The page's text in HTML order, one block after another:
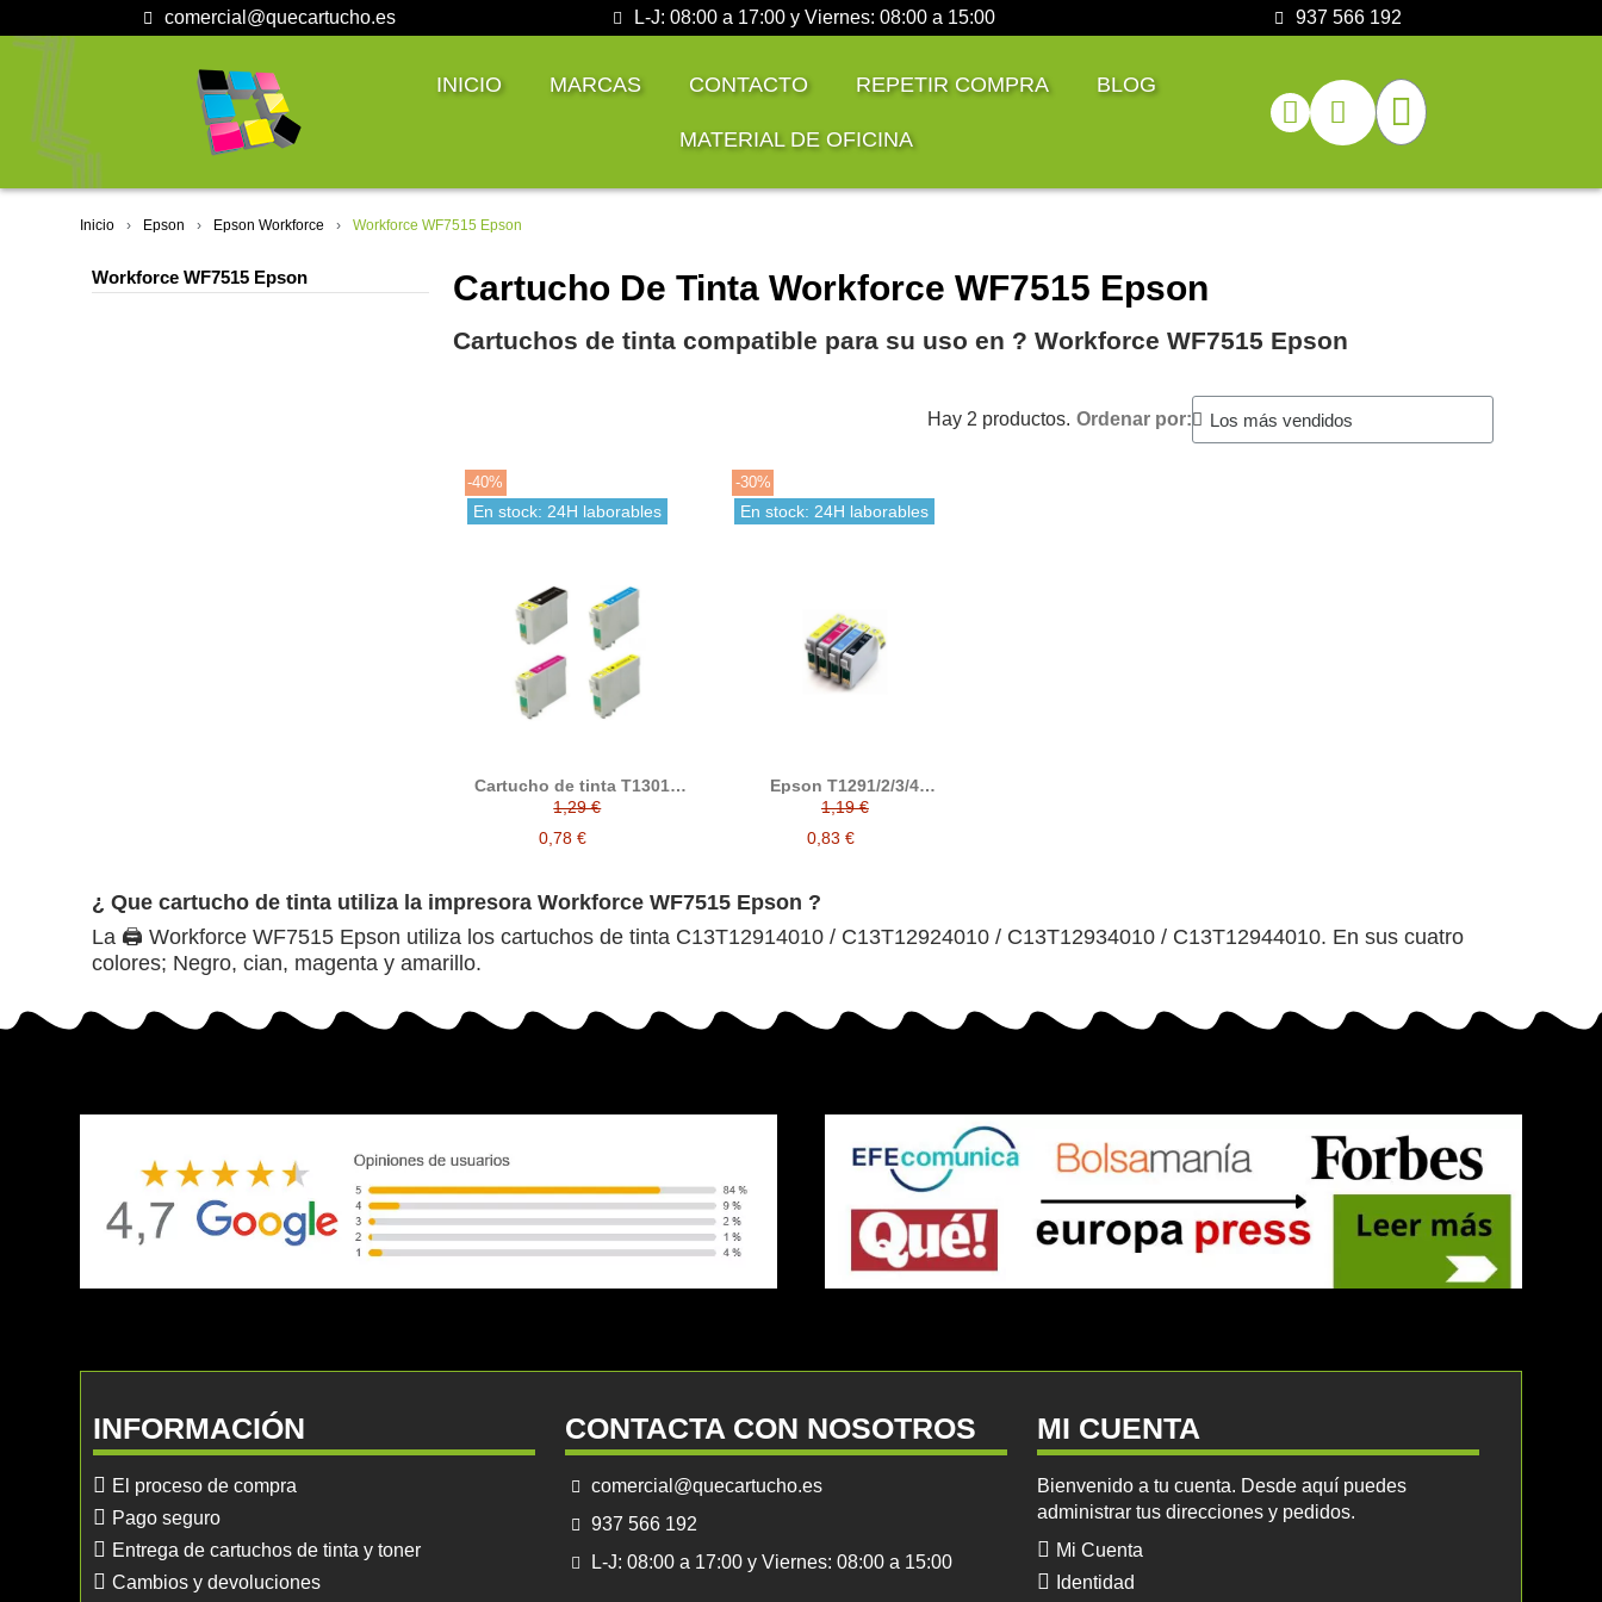
comercial@quecartucho.es L-J: 08:00 a 17:00 y Viernes: 08:00 a 15:00 937 566 192
INICIO MARCAS CONTACTO REPETIR COMPRA BLOG
MATERIAL DE OFICINA
Inicio Epson Epson Workforce Workforce WF7515 Epson
Workforce WF7515 Epson Cartucho De Tinta Workforce WF7515 Epson
Cartuchos de tinta compatible para su uso en ?️ Workforce WF7515 Epson
Hay 2 productos. Ordenar por:
-40%
En stock: 24H laborables
Cartucho de tinta T1301 /
T1302 / T1303 / T1304
compatible con epson
1,29 €
0,78 €
-30%
En stock: 24H laborables
Epson T1291/2/3/4
Cartucho de tinta
compatible
1,19 €
0,83 €
¿ Que cartucho de tinta utiliza la impresora Workforce WF7515 Epson ?
La 🖨️ Workforce WF7515 Epson utiliza los cartuchos de tinta C13T12914010 / C13T12924010 / C13T12934010 / C13T12944010. En sus cuatro
colores; Negro, cian, magenta y amarillo.
INFORMACIÓN
El proceso de compra
Pago seguro
Entrega de cartuchos de tinta y toner
Cambios y devoluciones
CONTACTA CON NOSOTROS
comercial@quecartucho.es
937 566 192
L-J: 08:00 a 17:00 y Viernes: 08:00 a 15:00
MI CUENTA
Bienvenido a tu cuenta. Desde aquí puedes
administrar tus direcciones y pedidos.
Mi Cuenta
Identidad